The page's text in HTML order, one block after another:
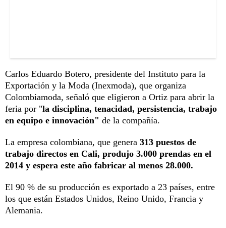
Carlos Eduardo Botero, presidente del Instituto para la
Exportación y la Moda (Inexmoda), que organiza
Colombiamoda, señaló que eligieron a Ortiz para abrir la
feria por "la disciplina, tenacidad, persistencia, trabajo
en equipo e innovación" de la compañía.
La empresa colombiana, que genera 313 puestos de
trabajo directos en Cali, produjo 3.000 prendas en el
2014 y espera este año fabricar al menos 28.000.
El 90 % de su producción es exportado a 23 países, entre
los que están Estados Unidos, Reino Unido, Francia y
Alemania.